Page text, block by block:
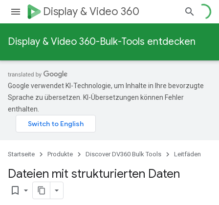
Display & Video 360
Display & Video 360-Bulk-Tools entdecken
Google verwendet KI-Technologie, um Inhalte in Ihre bevorzugte
Sprache zu übersetzen. KI-Übersetzungen können Fehler
enthalten.
Startseite Produkte Discover DV360 Bulk Tools Leitfäden
Dateien mit strukturierten Daten
bookmark_border